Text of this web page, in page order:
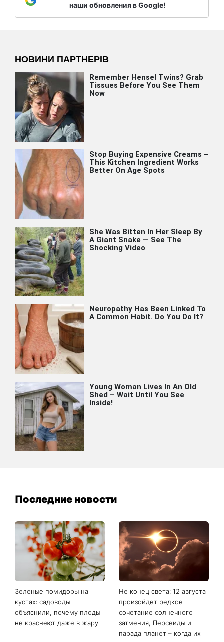
наши обновления в Google!
Последние новости
Зеленые помидоры на
кустах: садоводы
объяснили, почему плоды
не краснеют даже в жару
Не конец света: 12 августа
произойдет редкое
сочетание солнечного
затмения, Персеиды и
парада планет – когда их